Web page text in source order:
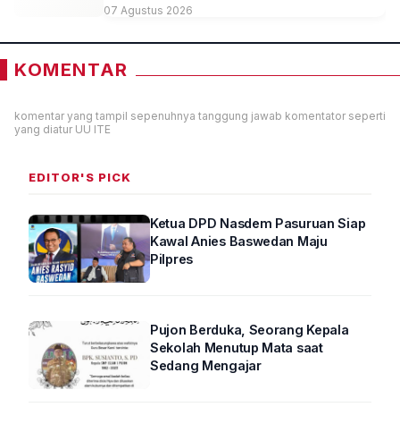
07 Agustus 2026
KOMENTAR
komentar yang tampil sepenuhnya tanggung jawab komentator seperti
yang diatur UU ITE
EDITOR'S PICK
Ketua DPD Nasdem Pasuruan Siap
Kawal Anies Baswedan Maju
Pilpres
Pujon Berduka, Seorang Kepala
Sekolah Menutup Mata saat
Sedang Mengajar